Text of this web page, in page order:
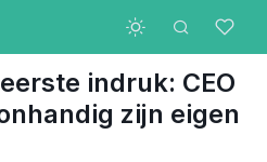
indruk: CEO
zijn eigen